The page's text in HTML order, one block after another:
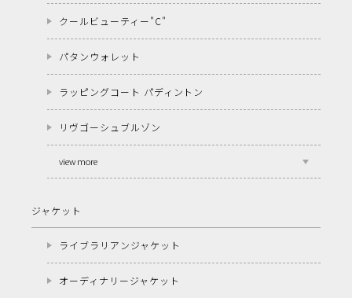
クールビューティー"C"
パタンウォレット
ラッピングコート パディントン
リヴゴーシュブルゾン
view more
ジャケット
ライブラリアンジャケット
オーディナリージャケット